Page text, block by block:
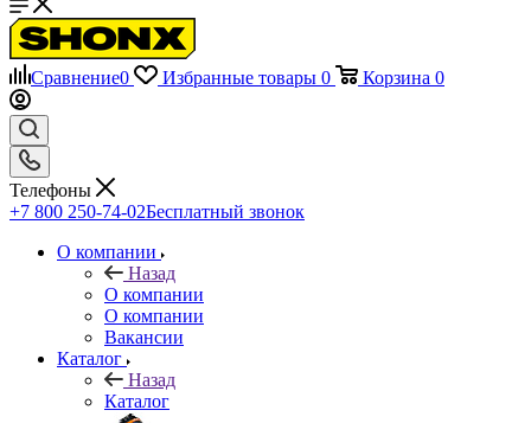
Сравнение0 Избранные товары 0 Корзина 0
Телефоны
+7 800 250-74-02Бесплатный звонок
О компании
Назад
О компании
О компании
Вакансии
Каталог
Назад
Каталог